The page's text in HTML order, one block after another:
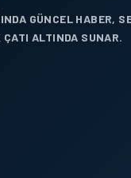
GÜNCEL HABER,
ALTINDA SUNAR.